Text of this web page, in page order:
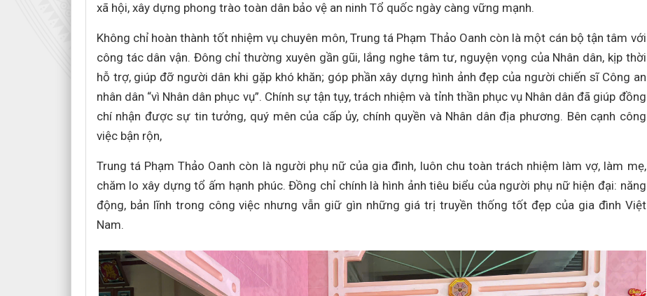
xã hội, xây dựng phong trào toàn dân bảo vệ an ninh Tổ quốc ngày càng vững mạnh.
Không chỉ hoàn thành tốt nhiệm vụ chuyên môn, Trung tá Phạm Thảo Oanh còn là một cán bộ tận tâm với
công tác dân vận. Đông chỉ thường xuyên gần gũi, lắng nghe tâm tư, nguyện vọng của Nhân dân, kịp thời
hỗ trợ, giúp đỡ người dân khi gặp khó khăn; góp phần xây dựng hình ảnh đẹp của người chiến sĩ Công an
nhân dân “vì Nhân dân phục vụ”. Chính sự tận tụy, trách nhiệm và tỉnh thần phục vụ Nhân dân đã giúp đồng
chí nhận được sự tin tưởng, quý mên của cấp ủy, chính quyền và Nhân dân địa phương. Bên cạnh công
việc bận rộn,
Trung tá Phạm Thảo Oanh còn là người phụ nữ của gia đình, luôn chu toàn trách nhiệm làm vợ, làm mẹ,
chăm lo xây dựng tổ ấm hạnh phúc. Đồng chỉ chính là hình ảnh tiêu biểu của người phụ nữ hiện đại: năng
động, bản lĩnh trong công việc nhưng vẫn giữ gìn những giá trị truyền thống tốt đẹp của gia đình Việt
Nam.